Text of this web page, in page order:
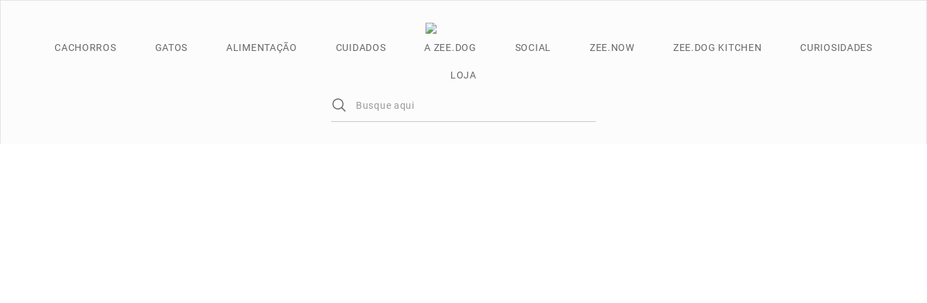
CACHORROS GATOS ALIMENTAÇÃO CUIDADOS A ZEE.DOG SOCIAL ZEE.NOW ZEE.DOG KITCHEN CURIOSIDADES
LOJA